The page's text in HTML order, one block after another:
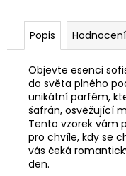
Popis Hodnocení
Objevte esenci
do světa plného
unikátní parfém,
šafrán, osvěžující
Tento vzorek vám
pro chvíle, kdy se
vás čeká
den.